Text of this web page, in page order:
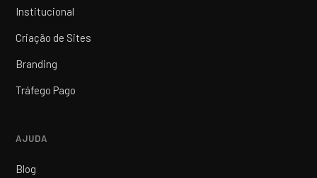
Institucional
Criação de Sites
Branding
Tráfego Pago
AJUDA
Blog